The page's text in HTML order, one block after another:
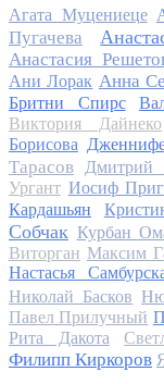
Агата Муцениеце
Пугачева
Анастасия
Ани Лорак Анна
Бритни Спирс
Виктория Дайнеко
Борисова
Тарасов
Дмитрий
Ургант Иосиф
Кардашьян
Собчак Курбан
Виторган Максим
Настасья
Николай Басков
Павел Прилучный
Рита Дакота
Филипп Киркоров